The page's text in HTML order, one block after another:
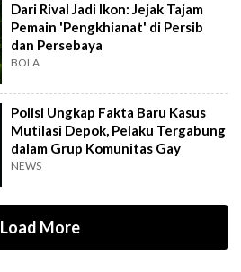
Dari Rival Jadi Ikon: Jejak Tajam
Pemain 'Pengkhianat' di Persib
dan Persebaya
BOLA
Polisi Ungkap Fakta Baru Kasus
Mutilasi Depok, Pelaku Tergabung
dalam Grup Komunitas Gay
NEWS
Load More